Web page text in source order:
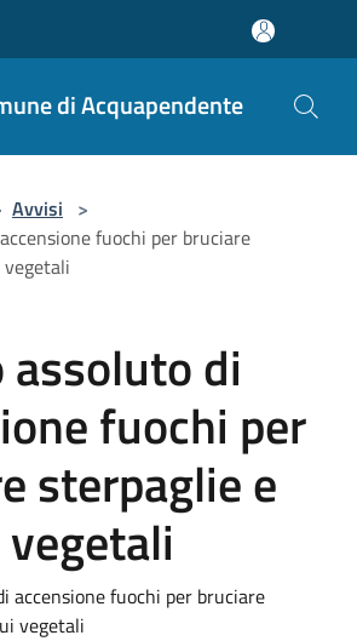
di Acquapendente
Avvisi >
fuochi per bruciare
di
fuochi per
sterpaglie e
accensione fuochi per bruciare
vegetali